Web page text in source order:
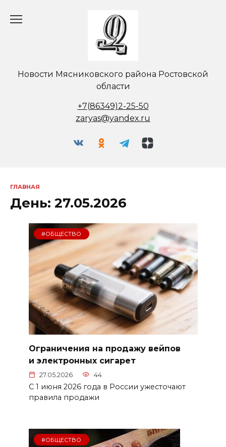
Новости Мясниковского района Ростовской
области
+7(86349)2-25-50
zaryas@yandex.ru
ГЛАВНАЯ
День: 27.05.2026
#ОБЩЕСТВО
Ограничения на продажу вейпов
и электронных сигарет
27.05.2026 44
С 1 июня 2026 года в России ужесточают
правила продажи
#ОБЩЕСТВО